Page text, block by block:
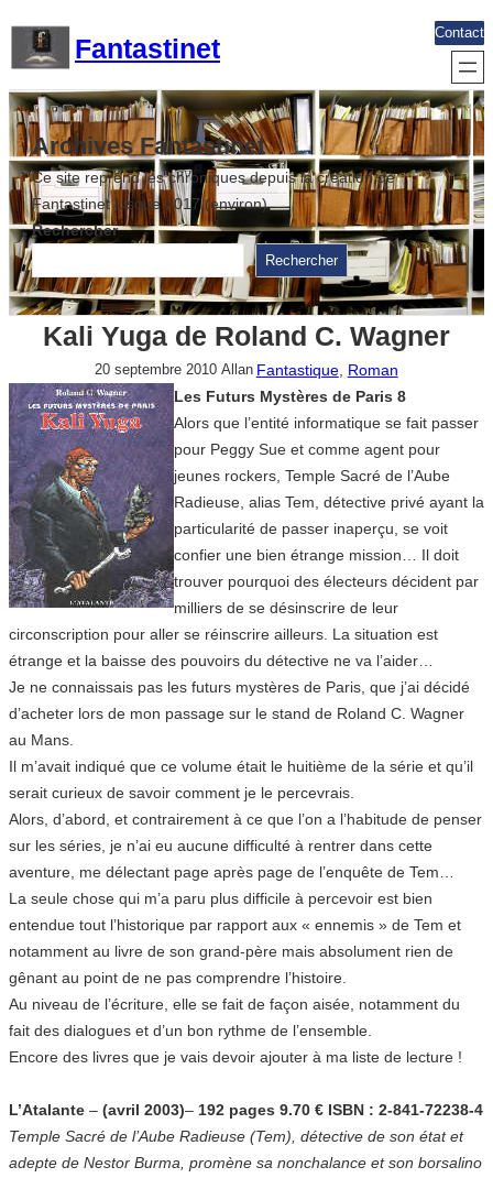
contenu
Fantastinet
Contact
Archives Fantastinet
Ce site reprend les chroniques depuis la création de
Fantastinet jusque 2017 (environ)
Rechercher
Rechercher
Kali Yuga de Roland C. Wagner
20 septembre 2010 Allan Fantastique, Roman
Les Futurs Mystères de Paris 8
Alors que l’entité informatique se fait passer
pour Peggy Sue et comme agent pour
jeunes rockers, Temple Sacré de l’Aube
Radieuse, alias Tem, détective privé ayant la
particularité de passer inaperçu, se voit
confier une bien étrange mission… Il doit
trouver pourquoi des électeurs décident par
milliers de se désinscrire de leur
circonscription pour aller se réinscrire ailleurs. La situation est
étrange et la baisse des pouvoirs du détective ne va l’aider…
Je ne connaissais pas les futurs mystères de Paris, que j’ai décidé
d’acheter lors de mon passage sur le stand de Roland C. Wagner
au Mans.
Il m’avait indiqué que ce volume était le huitième de la série et qu’il
serait curieux de savoir comment je le percevrais.
Alors, d’abord, et contrairement à ce que l’on a l’habitude de penser
sur les séries, je n’ai eu aucune difficulté à rentrer dans cette
aventure, me délectant page après page de l’enquête de Tem…
La seule chose qui m’a paru plus difficile à percevoir est bien
entendue tout l’historique par rapport aux « ennemis » de Tem et
notamment au livre de son grand-père mais absolument rien de
gênant au point de ne pas comprendre l’histoire.
Au niveau de l’écriture, elle se fait de façon aisée, notamment du
fait des dialogues et d’un bon rythme de l’ensemble.
Encore des livres que je vais devoir ajouter à ma liste de lecture !
L’Atalante – (avril 2003)– 192 pages 9.70 € ISBN : 2-841-72238-4
Temple Sacré de l’Aube Radieuse (Tem), détective de son état et
adepte de Nestor Burma, promène sa nonchalance et son borsalino